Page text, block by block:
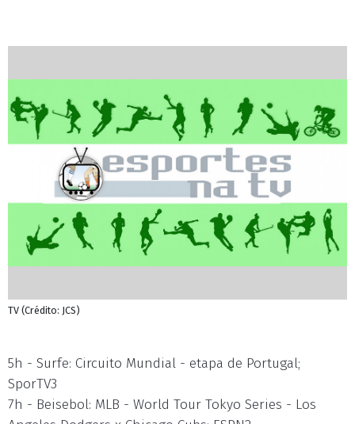
TV (Crédito: JCS)
5h - Surfe: Circuito Mundial - etapa de Portugal;
SporTV3
7h - Beisebol: MLB - World Tour Tokyo Series - Los